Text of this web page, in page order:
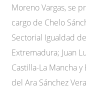
Moreno Vargas, se
cargo de Chelo
Sectorial Igualdad
Extremadura; Juan
Castilla-La Mancha
del Ara Sánchez